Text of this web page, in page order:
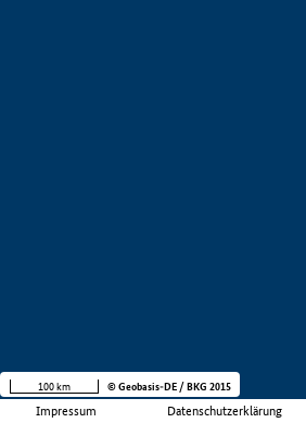
Impressum Datenschutzerklärung
100 km © Geobasis-DE / BKG 2015